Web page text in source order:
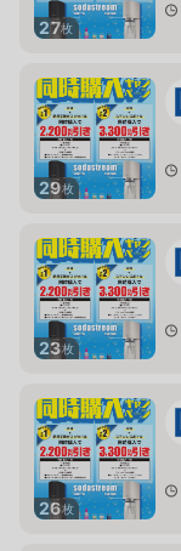
27枚
29枚
23枚
26枚